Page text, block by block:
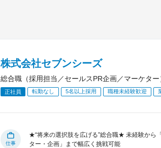
株式会社セブンシーズ
総合職（採用担当／セールスPR企画／マーケタ
正社員 転勤なし 5名以上採用 職種未経験歓迎
仕事
★“将来の選択肢を広げる”総合職★ 未経験から
ター・企画」まで幅広く挑戦可能